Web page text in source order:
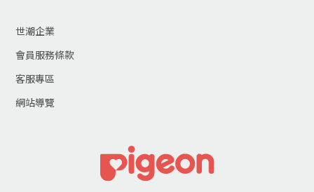
世潮企業
會員服務條款
客服專區
網站導覽